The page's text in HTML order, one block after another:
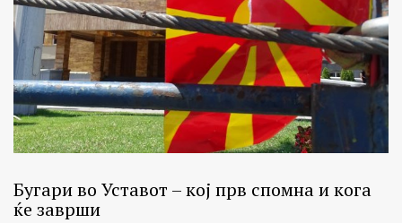
Бугари во Уставот – кој прв спомна и кога
ќе заврши